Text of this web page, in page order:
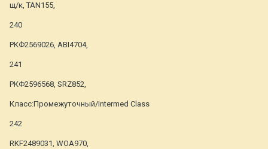
щ/к, TAN155,
240
РКФ2569026, ABI4704,
241
РКФ2596568, SRZ852,
Класс:Промежуточный/Intermed Class
242
RKF2489031, WOA970,